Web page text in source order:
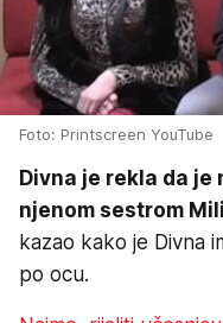
Foto: Printscreen YouTube
Divna je rekla da je
njenom sestrom
kazao kako je Divna
po ocu.